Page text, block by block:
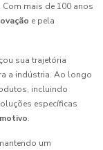
mais de 100 anos
e pela
sua trajetória
a indústria. Ao longo
incluindo
específicas
.
um